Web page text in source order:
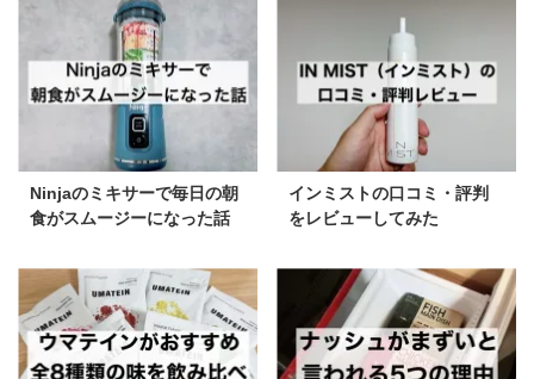
Ninjaのミキサーで毎日の朝
食がスムージーになった話
インミストの口コミ・評判
をレビューしてみた